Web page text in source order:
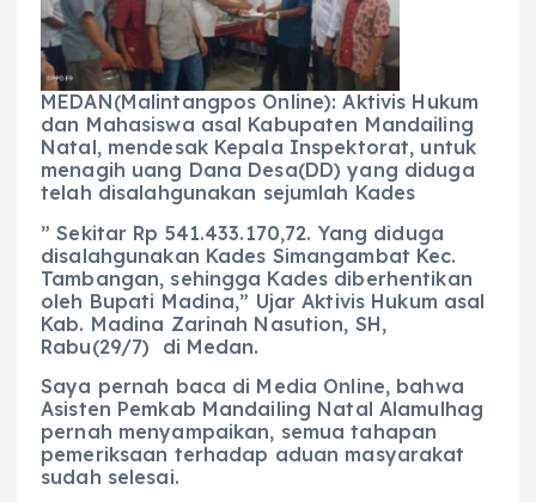
o
o
k
p
p
a
m
g
er
MEDAN(Malintangpos Online): Aktivis Hukum
dan Mahasiswa asal Kabupaten Mandailing
Natal, mendesak Kepala Inspektorat, untuk
menagih uang Dana Desa(DD) yang diduga
telah disalahgunakan sejumlah Kades
” Sekitar Rp 541.433.170,72. Yang diduga
disalahgunakan Kades Simangambat Kec.
Tambangan, sehingga Kades diberhentikan
oleh Bupati Madina,” Ujar Aktivis Hukum asal
Kab. Madina Zarinah Nasution, SH,
Rabu(29/7) di Medan.
Saya pernah baca di Media Online, bahwa
Asisten Pemkab Mandailing Natal Alamulhag
pernah menyampaikan, semua tahapan
pemeriksaan terhadap aduan masyarakat
sudah selesai.